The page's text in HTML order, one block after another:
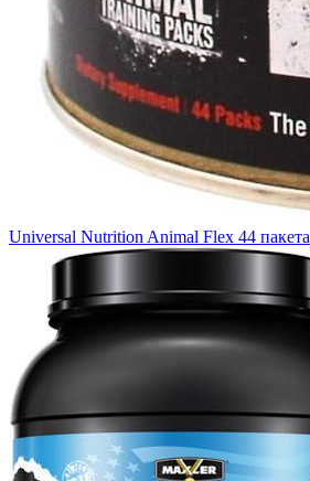
Universal Nutrition Animal Flex 44 пакета